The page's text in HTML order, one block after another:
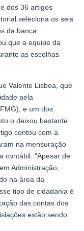
dos 36 artigos
seleciona os seis
da banca
que a equipe da
as escolhas
Valente Lisboa, que
pela
e um dos
o deixou bastante
contou com a
na mensuração
contábil. "Apesar de
Administração,
na área da
tipo de cidadania é
das contas dos
estão sendo